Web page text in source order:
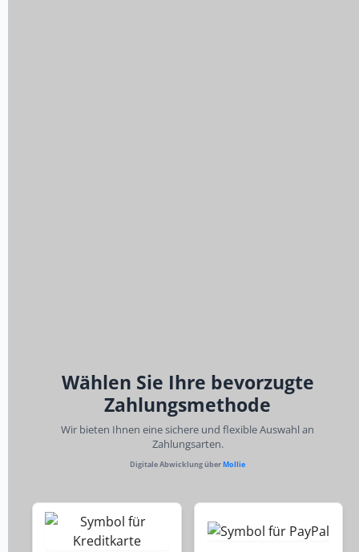
Wählen Sie Ihre bevorzugte
Zahlungsmethode
Wir bieten Ihnen eine sichere und flexible Auswahl an
Zahlungsarten.
Digitale Abwicklung überMollie